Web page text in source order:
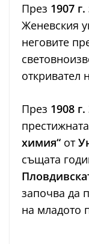
През 1907
Женевския
неговите
откривател
През 1908 г.
химия“ от
същата
започва да
на младото